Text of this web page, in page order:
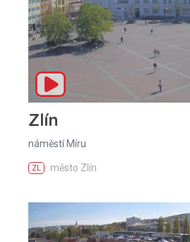
Zlín
náměstí Míru
ZL město Zlín